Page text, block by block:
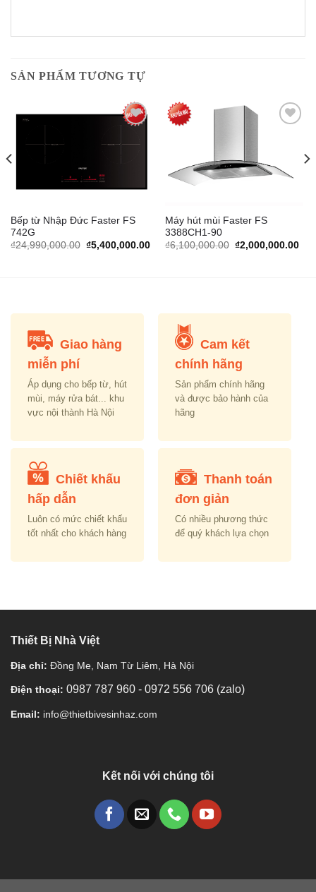
SẢN PHẨM TƯƠNG TỰ
Wishlist
Bếp từ Nhập Đức Faster FS
742G
₫24,990,000.00 Original
₫5,400,000.00Current
Máy hút mùi Faster FS
3388CH1-90
₫6,100,000.00 Original
₫2,000,000.00
Giao hàng
miễn phí
Áp dụng cho bếp từ, hút
mùi, máy rửa bát... khu
vực nội thành Hà Nội
Cam kết
chính hãng
Sản phẩm chính hãng
và được bảo hành của
hãng
Chiết khấu
hấp dẫn
Luôn có mức chiết khấu
tốt nhất cho khách hàng
Thanh toán
đơn giản
Có nhiều phương thức
để quý khách lựa chọn
Thiết Bị Nhà Việt
Địa chỉ: Đồng Me, Nam Từ Liêm, Hà Nội
Điện thoại: 0987 787 960 - 0972 556 706 (zalo)
Email: info@thietbivesinhaz.com
Kết nối với chúng tôi